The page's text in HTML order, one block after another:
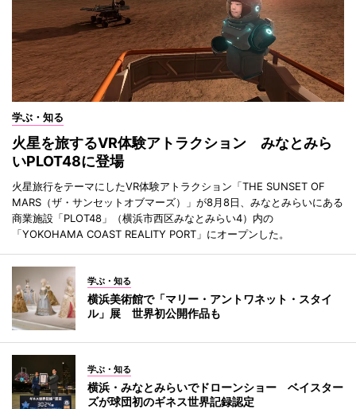
学ぶ・知る
火星を旅するVR体験アトラクション みなとみら
いPLOT48に登場
火星旅行をテーマにしたVR体験アトラクション「THE SUNSET OF
MARS（ザ・サンセットオブマーズ）」が8月8日、みなとみらいにある
商業施設「PLOT48」（横浜市西区みなとみらい4）内の
「YOKOHAMA COAST REALITY PORT」にオープンした。
学ぶ・知る
横浜美術館で「マリー・アントワネット・スタイ
ル」展 世界初公開作品も
学ぶ・知る
横浜・みなとみらいでドローンショー ベイスター
ズが球団初のギネス世界記録認定